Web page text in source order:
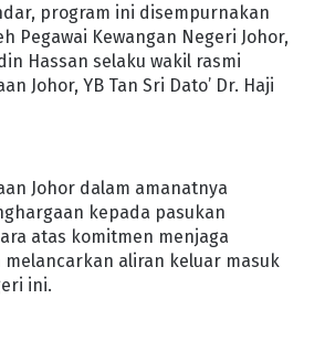
program ini disempurnakan
Pegawai Kewangan Negeri Johor,
Hassan selaku wakil rasmi
Johor, YB Tan Sri Dato’ Dr. Haji
Johor dalam amanatnya
kepada pasukan
atas komitmen menjaga
melancarkan aliran keluar masuk
ini.